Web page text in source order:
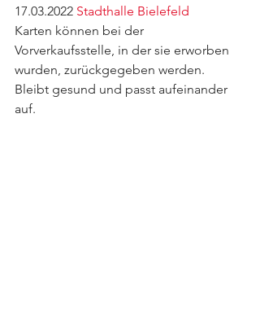
17.03.2022 Stadthalle Bielefeld
Karten können bei der
Vorverkaufsstelle, in der sie erworben
wurden, zurückgegeben werden.
Bleibt gesund und passt aufeinander
auf.